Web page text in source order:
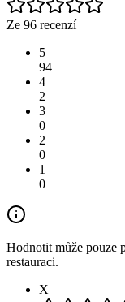
Ze 96 recenzí
5
94
4
2
3
0
2
0
1
0
Hodnotit může pouze
restauraci.
X